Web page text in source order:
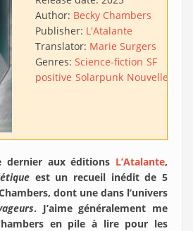
Author: Becky Chambers
Publisher: L'Atalante
Translator: Marie Surgers
Genres: Science-fiction SF
positive Solarpunk Nouvelles
dernier aux éditions L’Atalante,
est un recueil inédit de 5
dont une dans l’univers
. J’aime généralement me
en pile à lire pour les